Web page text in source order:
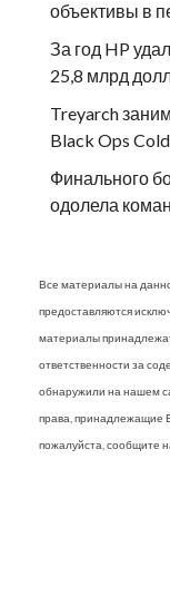
объективы в
За год HP
25,8 млрд
Treyarch
Black Ops
Финального
одолела
Все материалы на
предоставляются
материалы
ответственности за
обнаружили на нашем
права, принадлежащие
пожалуйста, сообщите